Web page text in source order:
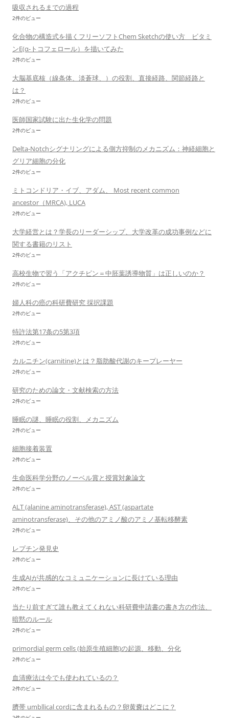
吸収されるまでの過程
2件のビュー
化合物の構造式を描くフリーソフトChem Sketchの使い方 ビタミ
ンE(α-トコフェロール）を描いてみた
2件のビュー
大脳基底核（線条体、淡蒼球、）の役割、直接経路、関節経路と
は？
2件のビュー
医師国家試験に出た生化学の問題
2件のビュー
Delta-Notchシグナリングによる側方抑制のメカニズム：神経細胞と
グリア細胞の分化
2件のビュー
ミトコンドリア・イブ、アダム、 Most recent common
ancestor（MRCA), LUCA
2件のビュー
大学経営とは？学長のリーダーシップ、大学改革の成功事例などに
関する書籍のリスト
2件のビュー
高校生物で習う「アクチビン＝中胚葉誘導物質」は正しいのか？
2件のビュー
婦人科の癌の科研費研究 採択課題
2件のビュー
特許法第17条の5第3項
2件のビュー
カルニチン(carnitine)とは？脂肪酸代謝のキープレーヤー
2件のビュー
研究のための論文・文献検索の方法
2件のビュー
睡眠の謎、睡眠の役割、メカニズム
2件のビュー
細胞接着装置
2件のビュー
生命医科学分野のノーベル賞と授賞対象論文
2件のビュー
ALT (alanine aminotransferase), AST (aspartate
aminotransferase)、その他のアミノ酸のアミノ基転移酵素
2件のビュー
レプチン発見史
2件のビュー
生成AIが共感的なコミュニケーションに長けている理由
2件のビュー
当たり前すぎて誰も教えてくれない科研費申請書の書き方の作法、
暗黙のルール
2件のビュー
primordial germ cells (始原生殖細胞)の起源、移動、分化
2件のビュー
血清療法は今でも使われているの？
2件のビュー
臍帯 umbllical cordに含まれるもの？卵黄嚢はどこに？